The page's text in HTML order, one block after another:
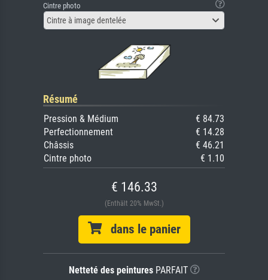
Cintre photo
Cintre à image dentelée
Résumé
Pression & Médium
€ 84.73
Perfectionnement
€ 14.28
Châssis
€ 46.21
Cintre photo
€ 1.10
€ 146.33
(Enthält 20% MwSt.)
dans le panier
Netteté des peinturesPARFAIT